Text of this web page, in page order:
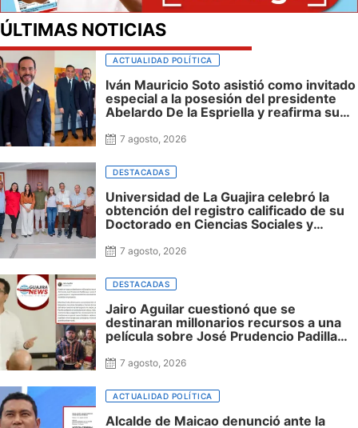
ÚLTIMAS NOTICIAS
ACTUALIDAD POLÍTICA
Iván Mauricio Soto asistió como invitado
especial a la posesión del presidente
Abelardo De la Espriella y reafirma su
7 agosto, 2026
DESTACADAS
Universidad de La Guajira celebró la
obtención del registro calificado de su
Doctorado en Ciencias Sociales y
con impacto regional
7 agosto, 2026
DESTACADAS
Jairo Aguilar cuestionó que se
destinaran millonarios recursos a una
película sobre José Prudencio Padilla
ni incluyó al departamento, mientras
honor en Riohacha
7 agosto, 2026
ACTUALIDAD POLÍTICA
Alcalde de Maicao denunció ante la